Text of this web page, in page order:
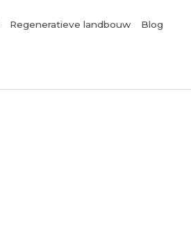
Regeneratieve landbouw Blog